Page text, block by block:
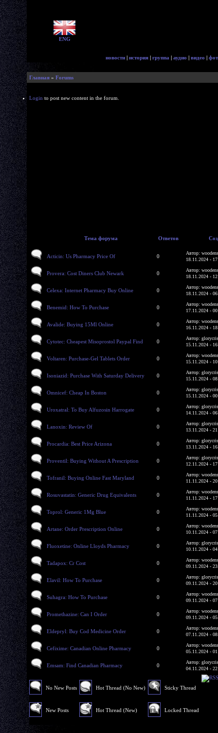
ENG
новости | история | группа | аудио | видео |
Главная » Forums
Login to post new content in the forum.
Тема форума Ответов
Acticin: Us Pharmacy Price Of 0
Автор:
18.11.2024 -
Provera: Cost Diners Club Newark 0
Автор:
18.11.2024 -
Celexa: Internet Pharmacy Buy Online 0
Автор:
18.11.2024 -
Benemid: How To Purchase 0
Автор:
17.11.2024 -
Avalide: Buying 15Ml Online 0
Автор:
16.11.2024 -
Cytotec: Cheapest Misoprostol Paypal Find 0
Автор:
15.11.2024 -
Voltaren: Purchase-Gel Tablets Order 0
Автор:
15.11.2024 -
Isoniazid: Purchase With Saturday Delivery 0
Автор:
15.11.2024 -
Omnicef: Cheap In Boston 0
Автор:
15.11.2024 -
Uroxatral: To Buy Alfuzosin Harrogate 0
Автор:
14.11.2024 -
Lanoxin: Review Of 0
Автор:
13.11.2024 -
Procardia: Best Price Arizona 0
Автор:
13.11.2024 -
Proventil: Buying Without A Prescription 0
Автор:
12.11.2024 -
Tofranil: Buying Online Fast Maryland 0
Автор:
11.11.2024 -
Rosuvastatin: Generic Drug Equivalents 0
Автор:
11.11.2024 -
Toprol: Generic 1Mg Blue 0
Автор:
11.11.2024 -
Artane: Order Prescription Online 0
Автор:
10.11.2024 -
Fluoxetine: Online Lloyds Pharmacy 0
Автор:
10.11.2024 -
Tadapox: Cr Cost 0
Автор:
09.11.2024 -
Elavil: How To Purchase 0
Автор:
09.11.2024 -
Suhagra: How To Purchase 0
Автор:
09.11.2024 -
Promethazine: Can I Order 0
Автор:
09.11.2024 -
Eldepryl: Buy Cod Medicine Order 0
Автор:
07.11.2024 -
Cefixime: Canadian Online Pharmacy 0
Автор:
05.11.2024 -
Emsam: Find Canadian Pharmacy 0
Автор:
04.11.2024 -
No New Posts
New Posts
Hot Thread (No New)
Hot Thread (New)
Sticky Thread
Locked Thread